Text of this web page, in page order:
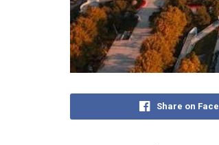
Share on